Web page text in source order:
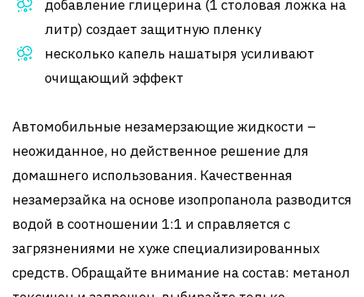
добавление глицерина (1 столовая ложка на
литр) создает защитную пленку
несколько капель нашатыря усиливают
очищающий эффект
Автомобильные незамерзающие жидкости –
неожиданное, но действенное решение для
домашнего использования. Качественная
незамерзайка на основе изопропанола разводится
водой в соотношении 1:1 и справляется с
загрязнениями не хуже специализированных
средств. Обращайте внимание на состав: метанол